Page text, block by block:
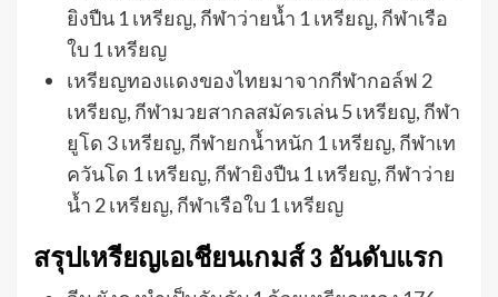
ยิงปืน 1 เหรียญ, กีฬาว่ายน้ำ 1 เหรียญ, กีฬาเรือ
ใบ 1 เหรียญ
เหรียญทองแดงของไทยมาจากกีฬากอล์ฟ 2
เหรียญ, กีฬามวยสากลสมัครเล่น 5 เหรียญ, กีฬา
ยูโด 3 เหรียญ, กีฬายกน้ำหนัก 1 เหรียญ, กีฬาเท
ควันโด 1 เหรียญ, กีฬายิงปืน 1 เหรียญ, กีฬาว่าย
น้ำ 2 เหรียญ, กีฬาเรือใบ 1 เหรียญ
สรุปเหรียญเอเชียนเกมส์ 3 อันดับแรก